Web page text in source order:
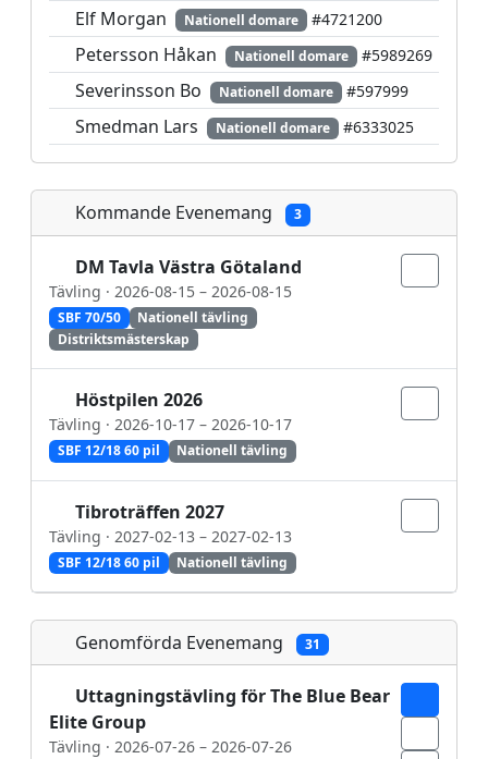
Wallenstein Simon#573640
Welander Oskar#5691748
Elf Morgan Nationell domare #4721200
Petersson Håkan Nationell domare #5989269
Severinsson Bo Nationell domare #597999
Smedman Lars Nationell domare #6333025
Kommande Evenemang 3
DM Tavla Västra Götaland
Tävling · 2026-08-15 – 2026-08-15
SBF 70/50
Nationell tävling
Distriktsmästerskap
Höstpilen 2026
Tävling · 2026-10-17 – 2026-10-17
SBF 12/18 60 pil Nationell tävling
Tibroträffen 2027
Tävling · 2027-02-13 – 2027-02-13
SBF 12/18 60 pil Nationell tävling
Genomförda Evenemang 31
Uttagningstävling för The Blue Bear
Elite Group
Tävling · 2026-07-26 – 2026-07-26